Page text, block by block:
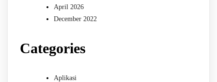
April 2026
December 2022
Categories
Aplikasi